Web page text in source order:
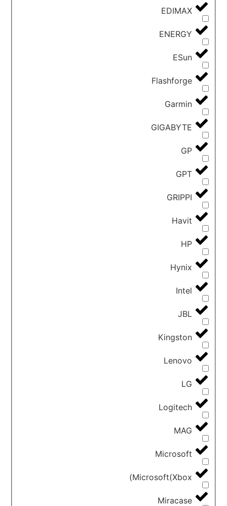
EDIMAX
ENERGY
ESun
Flashforge
Garmin
GIGABYTE
GP
GPT
GRIPPI
Havit
HP
Hynix
Intel
JBL
Kingston
Lenovo
LG
Logitech
MAG
Microsoft
Microsoft(Xbox)
Miracase